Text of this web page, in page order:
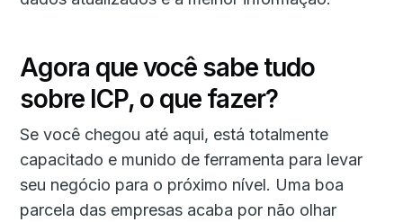
Agora que você sabe tudo
sobre ICP, o que fazer?
Se você chegou até aqui, está totalmente
capacitado e munido de ferramenta para levar
seu negócio para o próximo nível. Uma boa
parcela das empresas acaba por não olhar